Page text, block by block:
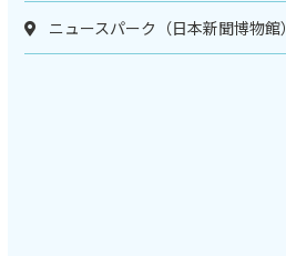
ニュースパーク（日本新聞博物館）